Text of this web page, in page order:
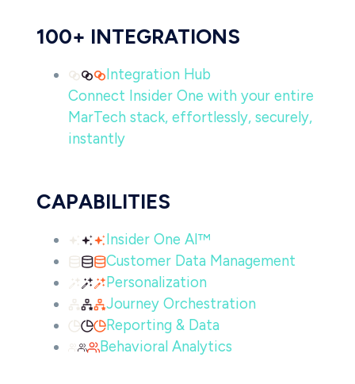
100+ INTEGRATIONS
Integration Hub
Connect Insider One with your entire
MarTech stack, effortlessly, securely,
instantly
CAPABILITIES
Insider One AI™
Customer Data Management
Personalization
Journey Orchestration
Reporting & Data
Behavioral Analytics